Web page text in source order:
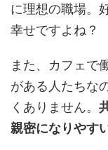
に理想の職場。
幸せですよね？
また、カフェで
がある人たちな
くありません。
親密になりやす